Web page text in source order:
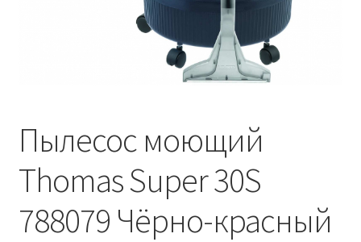
Пылесос моющий
Thomas Super 30S
788079 Чёрно-красный